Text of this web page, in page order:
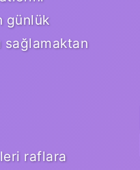
günlük
sağlamaktan
raflara